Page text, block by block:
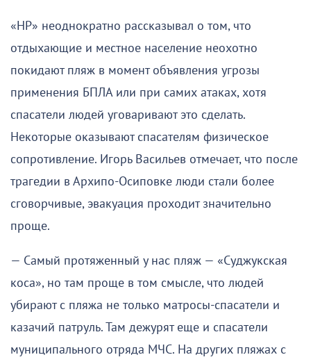
«НР» неоднократно рассказывал о том, что
отдыхающие и местное население неохотно
покидают пляж в момент объявления угрозы
применения БПЛА или при самих атаках, хотя
спасатели людей уговаривают это сделать.
Некоторые оказывают спасателям физическое
сопротивление. Игорь Васильев отмечает, что после
трагедии в Архипо-Осиповке люди стали более
сговорчивые, эвакуация проходит значительно
проще.
— Самый протяженный у нас пляж — «Суджукская
коса», но там проще в том смысле, что людей
убирают с пляжа не только матросы-спасатели и
казачий патруль. Там дежурят еще и спасатели
муниципального отряда МЧС. На других пляжах с